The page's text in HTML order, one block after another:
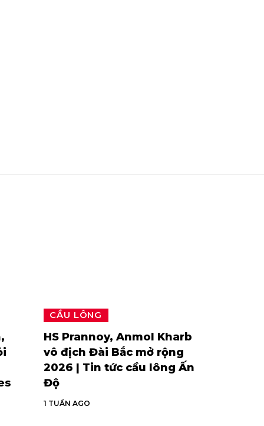
CẦU LÔNG
HS Prannoy, Anmol Kharb
vô địch Đài Bắc mở rộng
2026 | Tin tức cầu lông Ấn
Độ
1 TUẦN AGO